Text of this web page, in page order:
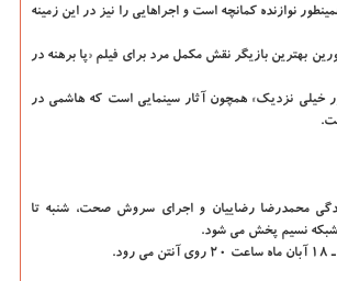
نوازنده كمانچه است و اجراهایی را نیز در این زمینه
بهترین بازیگر نقش مكمل مرد برای فیلم «پا برهنه در
خیلی نزدیك» همچون آثار سینمایی است كه هاشمی در
محمدرضا رضاییان و اجرای سروش صحت، شنبه تا